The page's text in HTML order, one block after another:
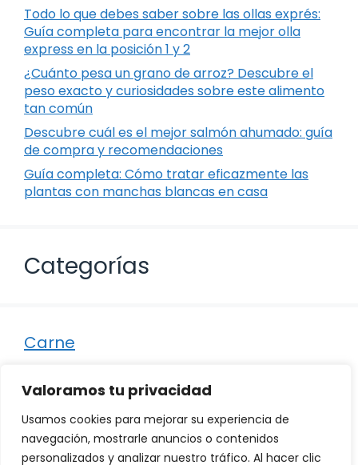
Valoramos tu privacidad
Usamos cookies para mejorar su experiencia de
navegación, mostrarle anuncios o contenidos
personalizados y analizar nuestro tráfico. Al hacer clic
Todo lo que debes saber sobre las ollas exprés:
Guía completa para encontrar la mejor olla
express en la posición 1 y 2
¿Cuánto pesa un grano de arroz? Descubre el
peso exacto y curiosidades sobre este alimento
tan común
Descubre cuál es el mejor salmón ahumado: guía
de compra y recomendaciones
Guía completa: Cómo tratar eficazmente las
plantas con manchas blancas en casa
Categorías
Carne
Otro